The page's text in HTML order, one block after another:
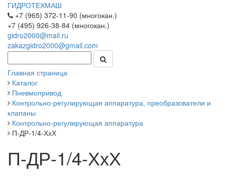
ГИДРОТЕХМАШ
+7 (965) 372-11-90 (многокан.)
+7 (495) 926-38-84 (многокан.)
gidro2000@mail.ru
zakazgidro2000@gmail.com
Главная страница
Каталог
Пневмопривод
Контрольно-регулирующая аппаратура, преобразователи и
клапаны
Контрольно-регулирующая аппаратура
П-ДР-1/4-ХхХ
П-ДР-1/4-ХхХ